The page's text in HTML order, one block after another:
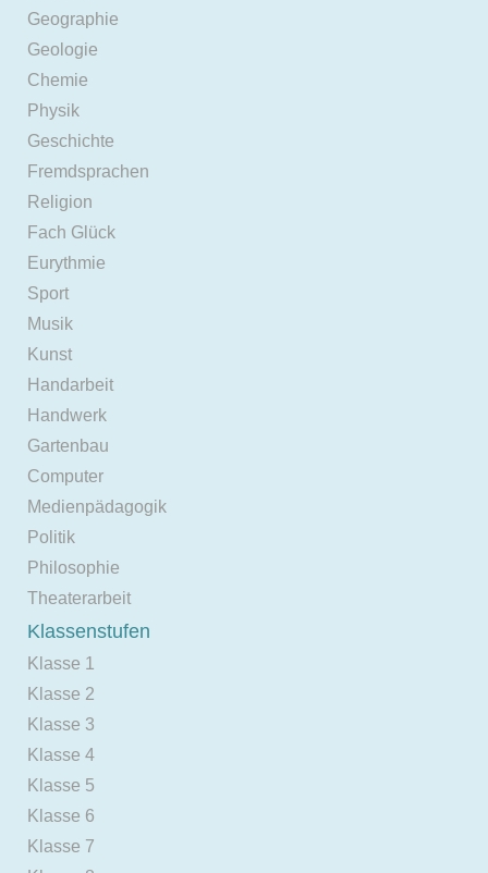
Geographie
Geologie
Chemie
Physik
Geschichte
Fremdsprachen
Religion
Fach Glück
Eurythmie
Sport
Musik
Kunst
Handarbeit
Handwerk
Gartenbau
Computer
Medienpädagogik
Politik
Philosophie
Theaterarbeit
Klassenstufen
Klasse 1
Klasse 2
Klasse 3
Klasse 4
Klasse 5
Klasse 6
Klasse 7